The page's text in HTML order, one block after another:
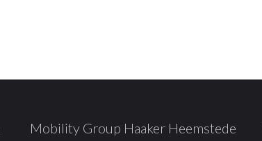
Mobility Group Haaker Heemstede